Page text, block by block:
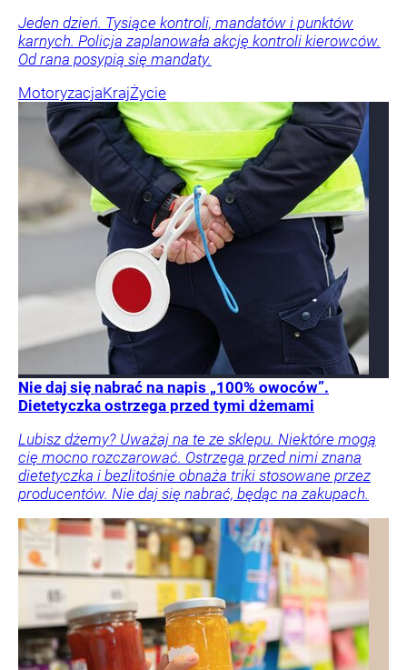
Jeden dzień. Tysiące kontroli, mandatów i punktów
karnych. Policja zaplanowała akcję kontroli kierowców.
Od rana posypią się mandaty.
MotoryzacjaKrajŻycie
Nie daj się nabrać na napis „100% owoców”.
Dietetyczka ostrzega przed tymi dżemami
Lubisz dżemy? Uważaj na te ze sklepu. Niektóre mogą
cię mocno rozczarować. Ostrzega przed nimi znana
dietetyczka i bezlitośnie obnaża triki stosowane przez
producentów. Nie daj się nabrać, będąc na zakupach.